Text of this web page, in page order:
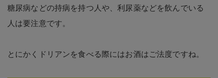
糖尿病などの持病を持つ人や、利尿薬などを飲んでいる
人は要注意です。
とにかくドリアンを食べる際にはお酒はご法度ですね。